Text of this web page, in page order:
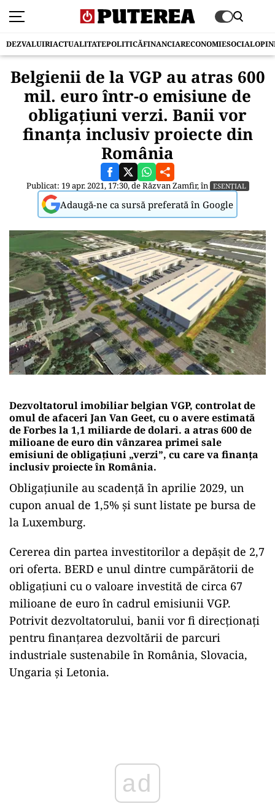
DEZVALUIRIACTUALITATEPOLITICĂFINANCIARECONOMIESOCIAL
Belgienii de la VGP au atras 600
mil. euro într-o emisiune de
obligațiuni verzi. Banii vor
finanța inclusiv proiecte din
România
Publicat: 19 apr. 2021, 17:30, deRăzvan Zamfir, în ESENȚIAL
Adaugă-ne ca sursă preferată în Google
Dezvoltatorul imobiliar belgian VGP, controlat de
omul de afaceri Jan Van Geet, cu o avere estimată
de Forbes la 1,1 miliarde de dolari. a atras 600 de
milioane de euro din vânzarea primei sale
emisiuni de obligațiuni „verzi”, cu care va finanța
inclusiv proiecte în România.
Obligațiunile au scadență în aprilie 2029, un
cupon anual de 1,5% și sunt listate pe bursa de
la Luxemburg.
Cererea din partea investitorilor a depășit de 2,7
ori oferta. BERD e unul dintre cumpărătorii de
obligațiuni cu o valoare investită de circa 67
milioane de euro în cadrul emisiunii VGP.
Potrivit dezvoltatorului, banii vor fi direcționați
pentru finanțarea dezvoltării de parcuri
industriale sustenabile în România, Slovacia,
Ungaria și Letonia.